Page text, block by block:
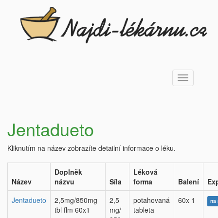
Toggle
navigation
Jentadueto
Kliknutím na název zobrazíte detailní informace o léku.
Název
Doplněk
názvu
Síla
Léková
forma
Balení
Jentadueto
2,5mg/850mg
tbl flm 60x1
2,5
mg/
potahovaná
tableta
60x 1 na